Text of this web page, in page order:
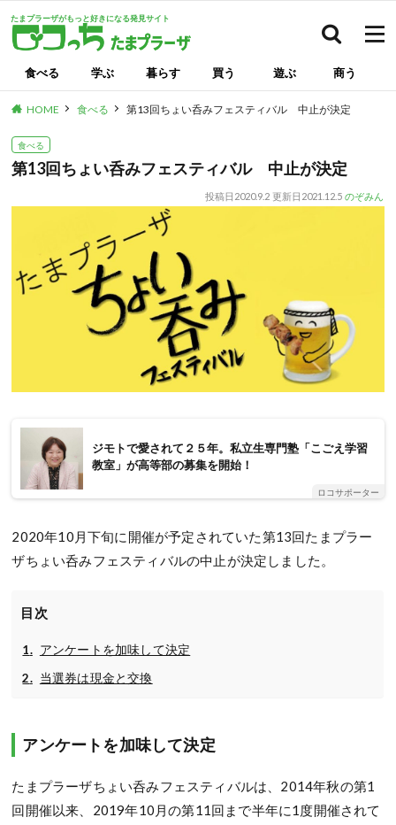
たまプラーザがもっと好きになる発見サイト
食べる 学ぶ 暮らす 買う 遊ぶ 商う
HOME 食べる 第13回ちょい呑みフェスティバル 中止が決定
食べる
第13回ちょい呑みフェスティバル 中止が決定
投稿日 2020.9.2 更新日 2021.12.5 のぞみん
ジモトで愛されて２５年。私立生専門塾「こごえ学習
教室」が高等部の募集を開始！
ロコサポーター
2020年10月下旬に開催が予定されていた第13回たまプラー
ザちょい呑みフェスティバルの中止が決定しました。
目次
アンケートを加味して決定
当選券は現金と交換
アンケートを加味して決定
たまプラーザちょい呑みフェスティバルは、2014年秋の第1
回開催以来、2019年10月の第11回まで半年に1度開催されて